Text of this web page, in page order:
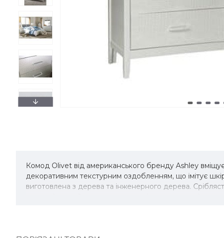
Комод Olivet від американського бренду Ashley
декоративним текстурним оздобленням, що імітує
виготовлена ​​з дерева та інженерного дерева.